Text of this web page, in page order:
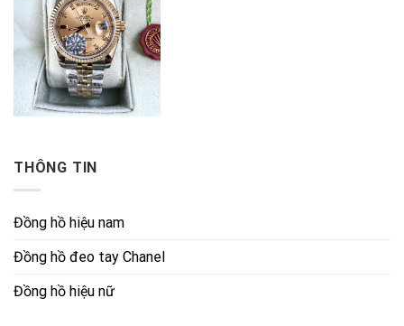
THÔNG TIN
Đồng hồ hiệu nam
Đồng hồ đeo tay Chanel
Đồng hồ hiệu nữ